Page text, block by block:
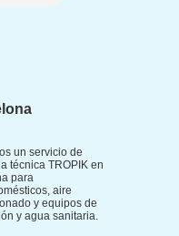
un servicio de
técnica TROPIK en
para
aire
y equipos de
y agua sanitaria.